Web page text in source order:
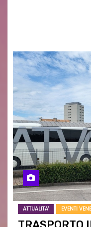
ATTUALITA' EVENTI